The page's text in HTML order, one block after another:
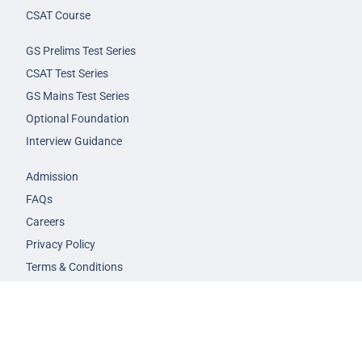
CSAT Course
GS Prelims Test Series
CSAT Test Series
GS Mains Test Series
Optional Foundation
Interview Guidance
Admission
FAQs
Careers
Privacy Policy
Terms & Conditions